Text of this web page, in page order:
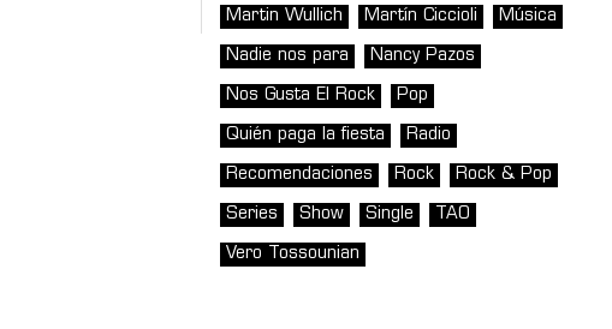
Martin Wullich Martín Ciccioli Música
Nadie nos para Nancy Pazos
Nos Gusta El Rock Pop
Quién paga la fiesta Radio
Recomendaciones Rock Rock & Pop
Series Show Single TAO
Vero Tossounian